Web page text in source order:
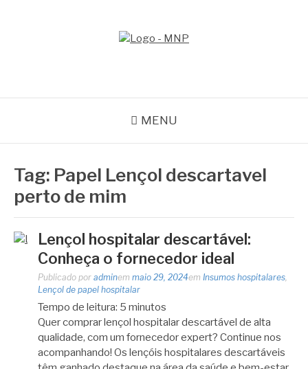
MENU
Tag: Papel Lençol descartavel
perto de mim
Lençol hospitalar descartável:
Conheça o fornecedor ideal
Publicado por adminem maio 29, 2024em Insumos hospitalares,
Lençol de papel hospitalar
Tempo de leitura: 5 minutos
Quer comprar lençol hospitalar descartável de alta
qualidade, com um fornecedor expert? Continue nos
acompanhando! Os lençóis hospitalares descartáveis